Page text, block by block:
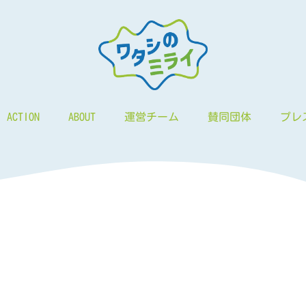
ACTION ABOUT 運営チーム 賛同団体 プレ